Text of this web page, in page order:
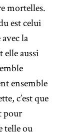
mortelles.
est celui
la
aussi
ensemble
c’est que
pour
telle ou